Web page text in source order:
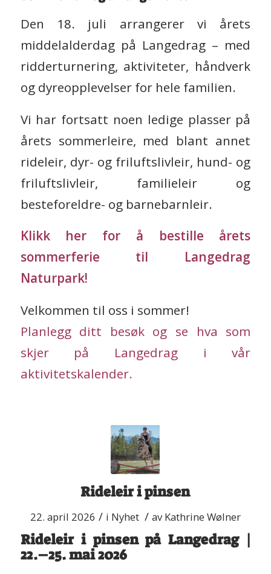
Den 18. juli arrangerer vi årets
middelalderdag på Langedrag – med
ridderturnering, aktiviteter, håndverk
og dyreopplevelser for hele familien.
Vi har fortsatt noen ledige plasser på
årets sommerleire, med blant annet
rideleir, dyr- og friluftslivleir, hund- og
friluftslivleir, familieleir og
besteforeldre- og barnebarnleir.
Klikk her for å bestille årets
sommerferie til Langedrag
Naturpark!
Velkommen til oss i sommer!
Planlegg ditt besøk og se hva som
skjer på Langedrag i vår
aktivitetskalender.
Rideleir i pinsen
22. april 2026 / i Nyhet / avKathrine Wølner
Rideleir i pinsen på Langedrag |
22.–25. mai 2026